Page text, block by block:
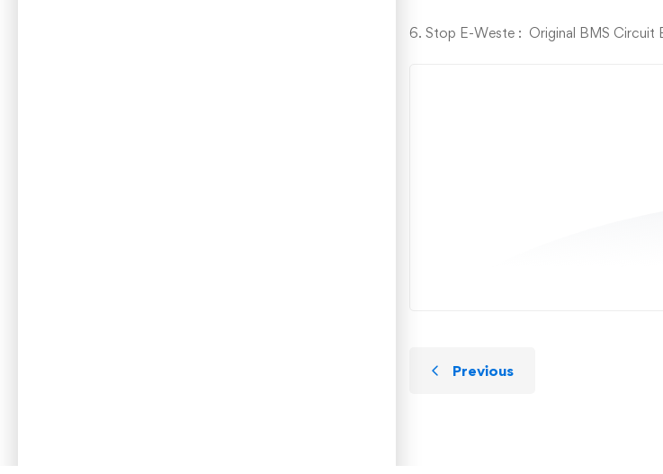
6. Stop E-Weste : Original BMS Circuit Board টি
Previous